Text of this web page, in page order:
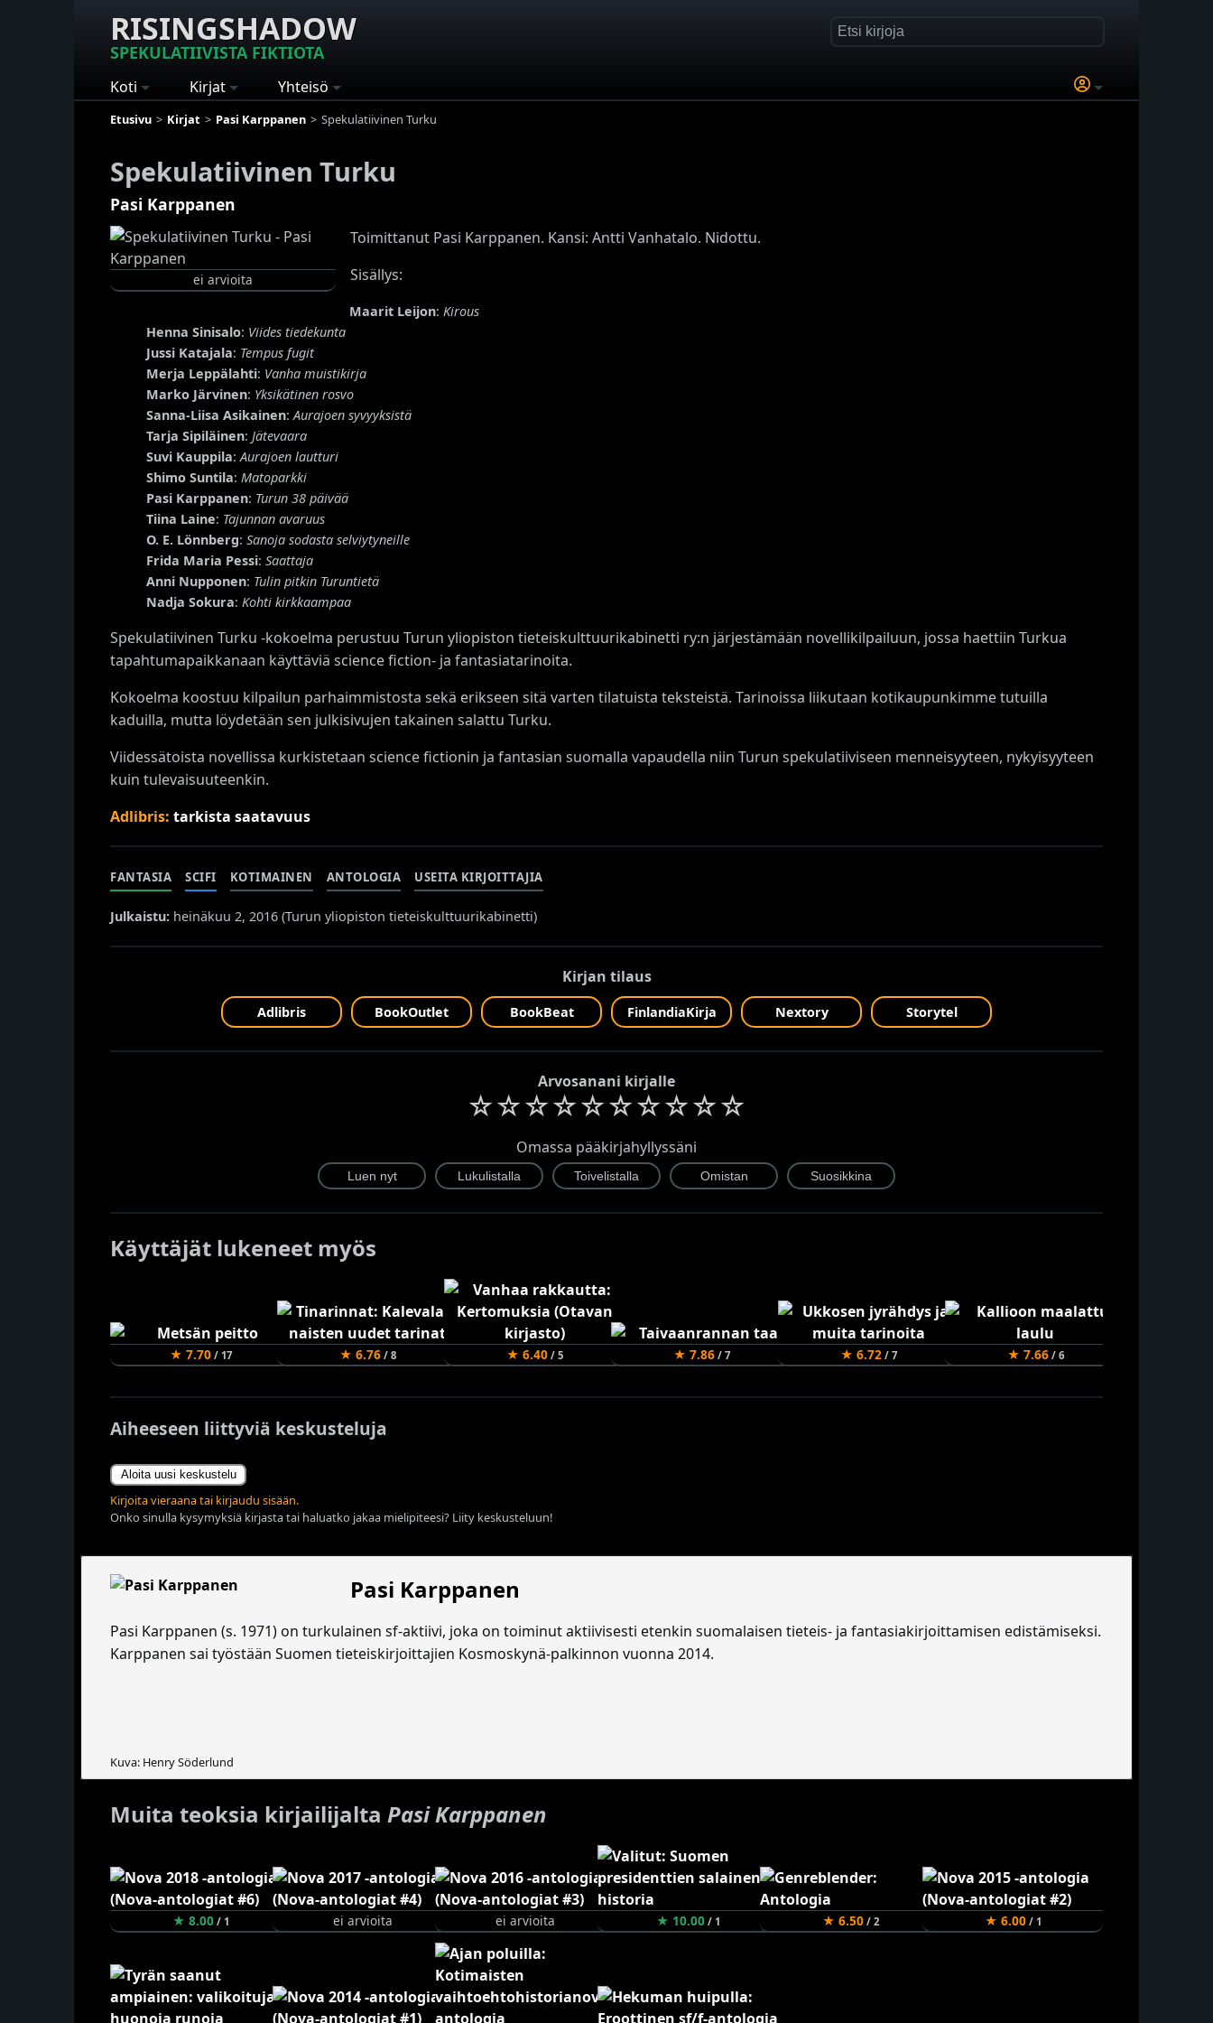
RISINGSHADOW
SPEKULATIIVISTA FIKTIOTA
Koti Kirjat Yhteisö
Etusivu Kirjat Pasi Karppanen Spekulatiivinen Turku
Spekulatiivinen Turku
Pasi Karppanen
ei arvioita
Toimittanut Pasi Karppanen. Kansi: Antti Vanhatalo. Nidottu.
Sisällys:
Maarit Leijon: Kirous
Henna Sinisalo: Viides tiedekunta
Jussi Katajala: Tempus fugit
Merja Leppälahti: Vanha muistikirja
Marko Järvinen: Yksikätinen rosvo
Sanna-Liisa Asikainen: Aurajoen syvyyksistä
Tarja Sipiläinen: Jätevaara
Suvi Kauppila: Aurajoen lautturi
Shimo Suntila: Matoparkki
Pasi Karppanen: Turun 38 päivää
Tiina Laine: Tajunnan avaruus
O. E. Lönnberg: Sanoja sodasta selviytyneille
Frida Maria Pessi: Saattaja
Anni Nupponen: Tulin pitkin Turuntietä
Nadja Sokura: Kohti kirkkaampaa
Spekulatiivinen Turku -kokoelma perustuu Turun yliopiston tieteiskulttuurikabinetti ry:n järjestämään novellikilpailuun, jossa haettiin Turkua
tapahtumapaikkanaan käyttäviä science fiction- ja fantasiatarinoita.
Kokoelma koostuu kilpailun parhaimmistosta sekä erikseen sitä varten tilatuista teksteistä. Tarinoissa liikutaan kotikaupunkimme tutuilla
kaduilla, mutta löydetään sen julkisivujen takainen salattu Turku.
Viidessätoista novellissa kurkistetaan science fictionin ja fantasian suomalla vapaudella niin Turun spekulatiiviseen menneisyyteen, nykyisyyteen
kuin tulevaisuuteenkin.
Adlibris: tarkista saatavuus
FANTASIA SCIFI KOTIMAINEN ANTOLOGIA USEITA KIRJOITTAJIA
Julkaistu: heinäkuu 2, 2016 (Turun yliopiston tieteiskulttuurikabinetti)
Kirjan tilaus
Adlibris BookOutlet BookBeat FinlandiaKirja Nextory Storytel
Arvosanani kirjalle
☆☆☆☆☆☆☆☆☆☆
Omassa pääkirjahyllyssäni
Käyttäjät lukeneet myös
★ 7.70/ 17 ★ 6.76/ 8 ★ 6.40/ 5 ★ 7.86/ 7 ★ 6.72/ 7 ★ 7.66/ 6
Aiheeseen liittyviä keskusteluja
Aloita uusi keskustelu
Kirjoita vieraana tai kirjaudu sisään.
Onko sinulla kysymyksiä kirjasta tai haluatko jakaa mielipiteesi? Liity keskusteluun!
Pasi Karppanen
Pasi Karppanen (s. 1971) on turkulainen sf-aktiivi, joka on toiminut aktiivisesti etenkin suomalaisen tieteis- ja fantasiakirjoittamisen edistämiseksi.
Karppanen sai työstään Suomen tieteiskirjoittajien Kosmoskynä-palkinnon vuonna 2014.
Kuva: Henry Söderlund
Muita teoksia kirjailijalta Pasi Karppanen
★ 8.00/ 1 ei arvioita ei arvioita ★ 10.00/ 1 ★ 6.50/ 2 ★ 6.00/ 1